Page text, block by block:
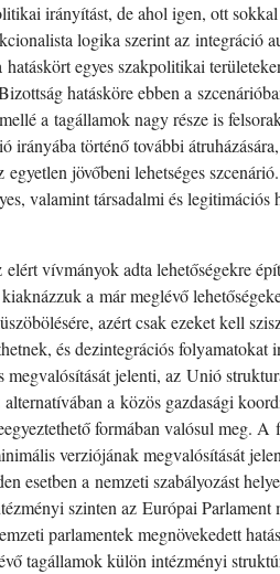
irányítást, de ahol igen, ott
logika szerint az integráció
egyes szakpolitikai
hatásköre ebben a
a tagállamok nagy része is
történő további
jövőbeni lehetséges
valamint társadalmi és legitimációs
vívmányok adta lehetőségekre
a már meglévő
azért csak ezeket kell
és dezintegrációs folyamatokat
jelenti, az Unió
a közös gazdasági
formában valósul meg. A
verziójának megvalósítását
esetben a nemzeti szabályozást
szinten az Európai Parlament
parlamentek megnövekedett
tagállamok külön intézményi